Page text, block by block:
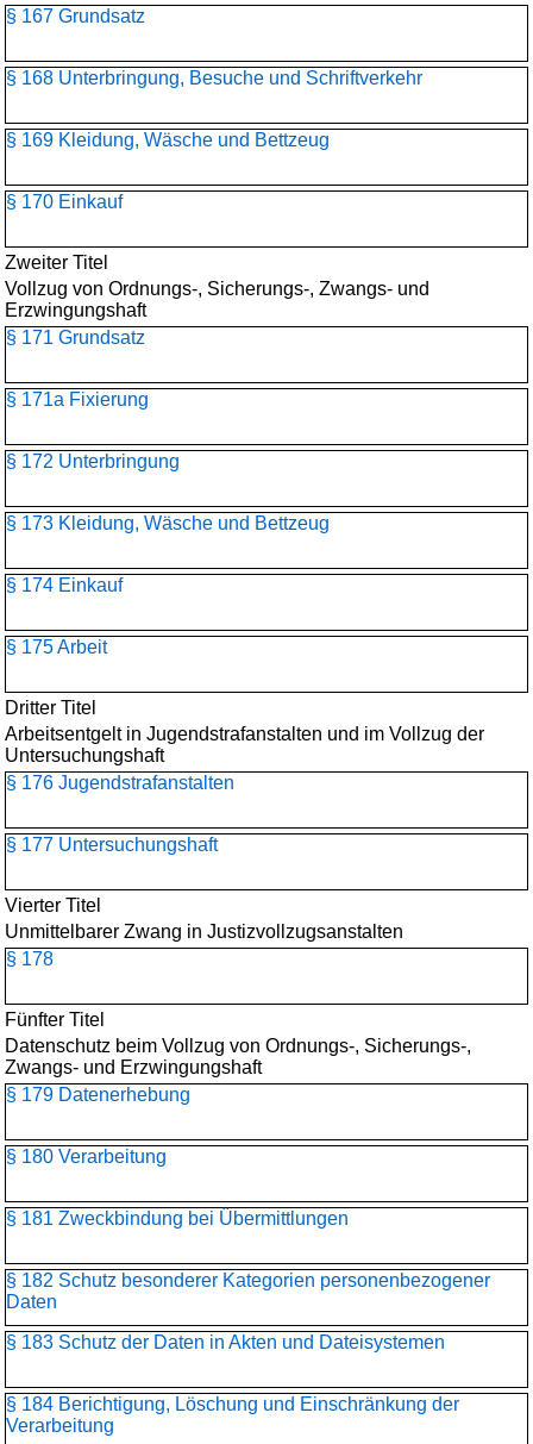
§ 167 Grundsatz
§ 168 Unterbringung, Besuche und Schriftverkehr
§ 169 Kleidung, Wäsche und Bettzeug
§ 170 Einkauf
Zweiter Titel
Vollzug von Ordnungs-, Sicherungs-, Zwangs- und
Erzwingungshaft
§ 171 Grundsatz
§ 171a Fixierung
§ 172 Unterbringung
§ 173 Kleidung, Wäsche und Bettzeug
§ 174 Einkauf
§ 175 Arbeit
Dritter Titel
Arbeitsentgelt in Jugendstrafanstalten und im Vollzug der
Untersuchungshaft
§ 176 Jugendstrafanstalten
§ 177 Untersuchungshaft
Vierter Titel
Unmittelbarer Zwang in Justizvollzugsanstalten
§ 178
Fünfter Titel
Datenschutz beim Vollzug von Ordnungs-, Sicherungs-,
Zwangs- und Erzwingungshaft
§ 179 Datenerhebung
§ 180 Verarbeitung
§ 181 Zweckbindung bei Übermittlungen
§ 182 Schutz besonderer Kategorien personenbezogener
Daten
§ 183 Schutz der Daten in Akten und Dateisystemen
§ 184 Berichtigung, Löschung und Einschränkung der
Verarbeitung